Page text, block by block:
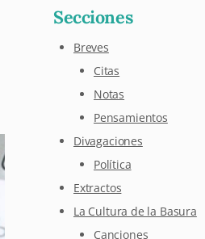
Secciones
Breves
Citas
Notas
Pensamientos
Divagaciones
Política
Extractos
La Cultura de la Basura
Canciones